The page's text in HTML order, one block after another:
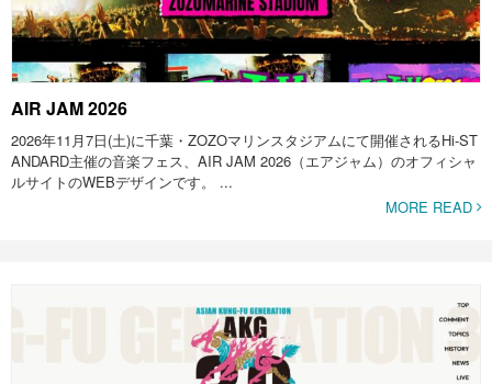
AIR JAM 2026
2026年11月7日(土)に千葉・ZOZOマリンスタジアムにて開催されるHi-ST
ANDARD主催の音楽フェス、AIR JAM 2026（エアジャム）のオフィシャ
ルサイトのWEBデザインです。 ...
MORE READ